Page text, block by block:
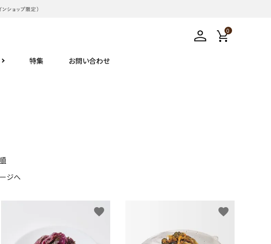
0
特集 お問い合わせ
ジへ
favorite favorite